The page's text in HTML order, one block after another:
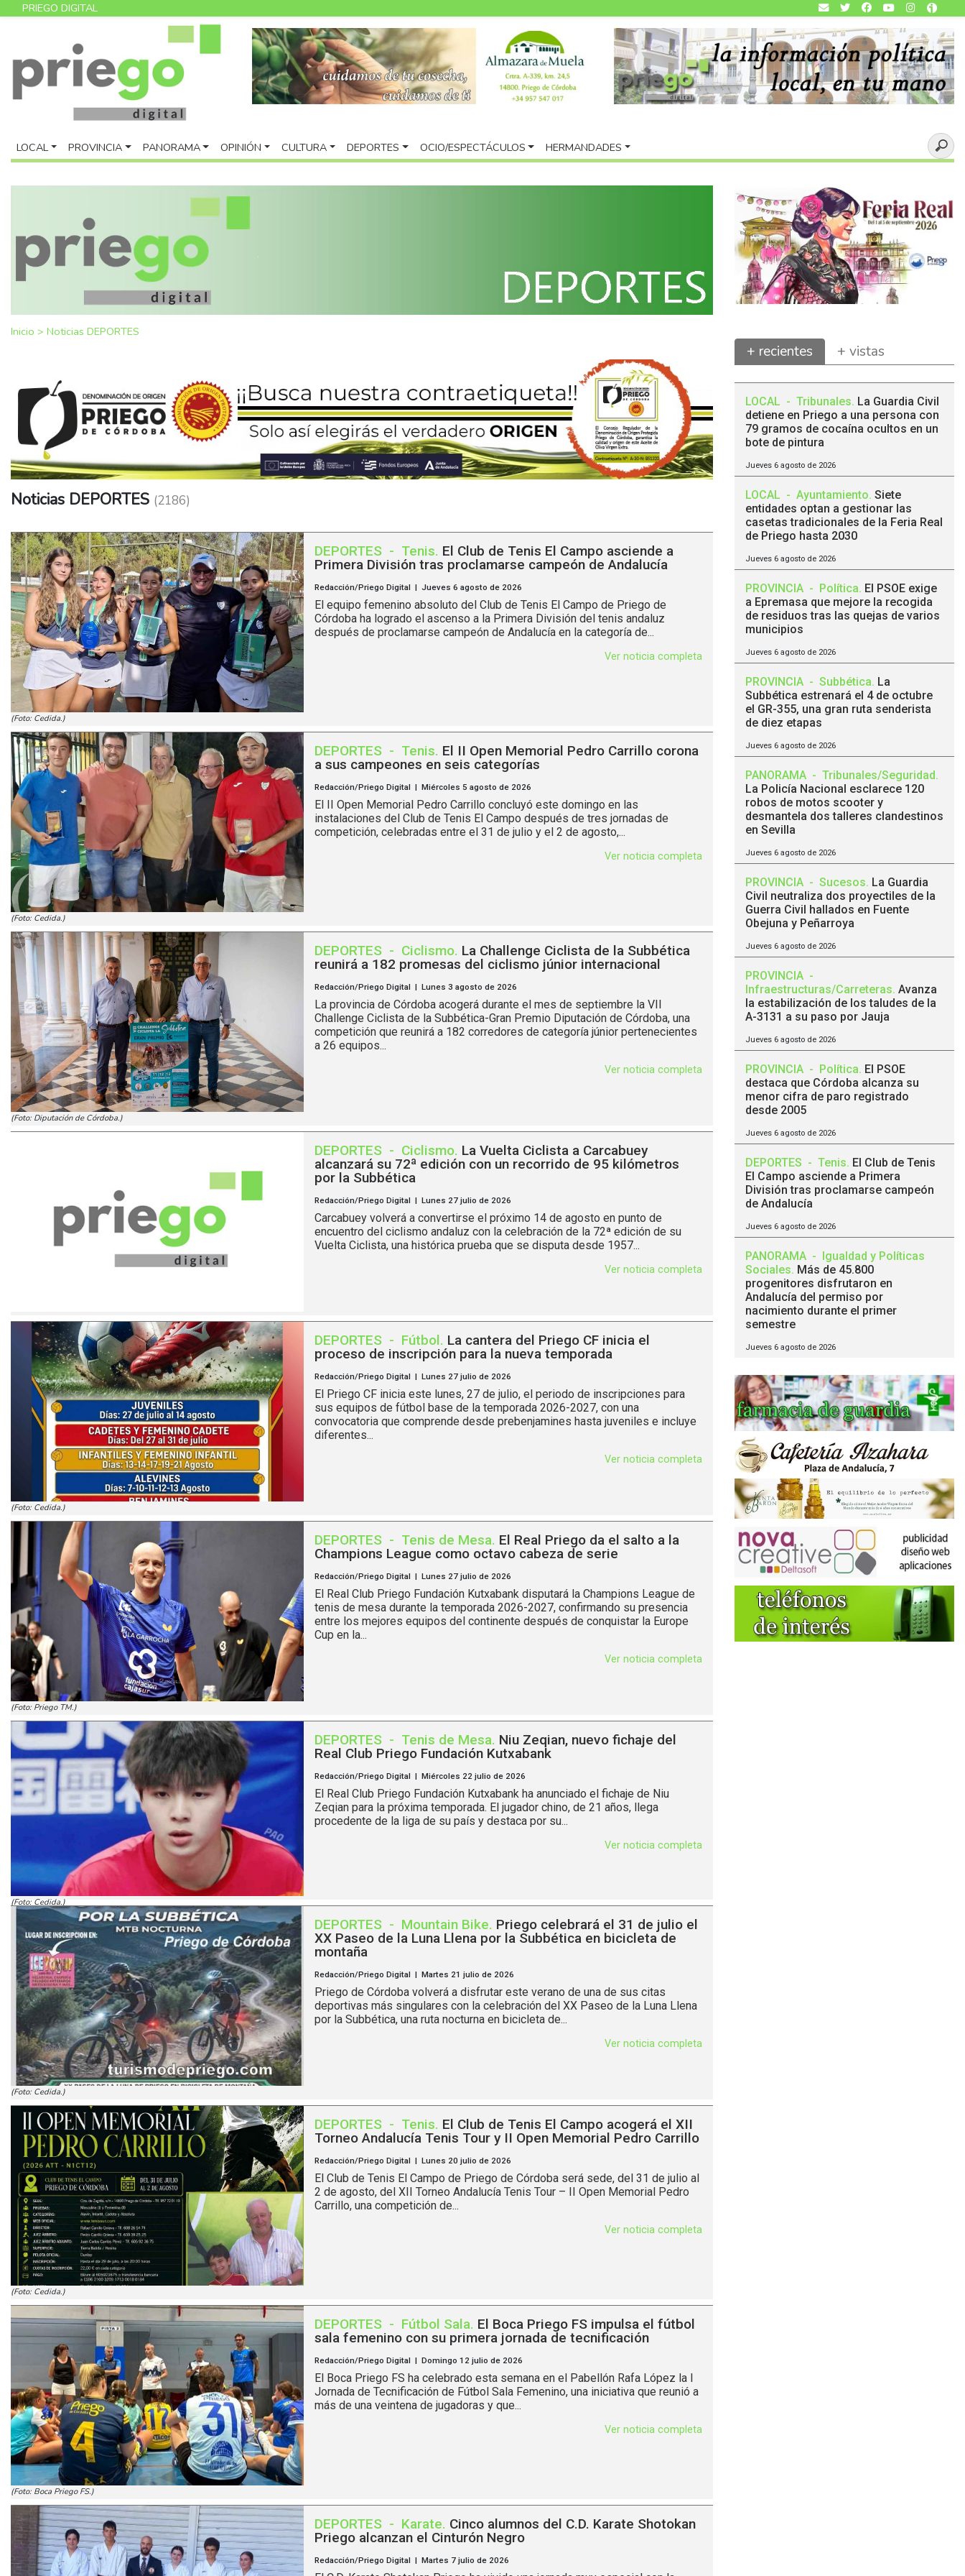
PRIEGO DIGITAL
LOCAL PROVINCIA PANORAMA OPINIÓN CULTURA DEPORTES OCIO/ESPECTÁCULOS HERMANDADES
Inicio > Noticias DEPORTES
Noticias DEPORTES (2186)
(Foto: Cedida.)
DEPORTES - Tenis. El Club de Tenis El Campo asciende a
Primera División tras proclamarse campeón de Andalucía
Redacción/Priego Digital | Jueves 6 agosto de 2026
El equipo femenino absoluto del Club de Tenis El Campo de Priego de
Córdoba ha logrado el ascenso a la Primera División del tenis andaluz
después de proclamarse campeón de Andalucía en la categoría de...
Ver noticia completa
(Foto: Cedida.)
DEPORTES - Tenis. El II Open Memorial Pedro Carrillo corona
a sus campeones en seis categorías
Redacción/Priego Digital | Miércoles 5 agosto de 2026
El II Open Memorial Pedro Carrillo concluyó este domingo en las
instalaciones del Club de Tenis El Campo después de tres jornadas de
competición, celebradas entre el 31 de julio y el 2 de agosto,...
Ver noticia completa
(Foto: Diputación de Córdoba.)
DEPORTES - Ciclismo. La Challenge Ciclista de la Subbética
reunirá a 182 promesas del ciclismo júnior internacional
Redacción/Priego Digital | Lunes 3 agosto de 2026
La provincia de Córdoba acogerá durante el mes de septiembre la VII
Challenge Ciclista de la Subbética-Gran Premio Diputación de Córdoba, una
competición que reunirá a 182 corredores de categoría júnior pertenecientes
a 26 equipos...
Ver noticia completa
DEPORTES - Ciclismo. La Vuelta Ciclista a Carcabuey
alcanzará su 72ª edición con un recorrido de 95 kilómetros
por la Subbética
Redacción/Priego Digital | Lunes 27 julio de 2026
Carcabuey volverá a convertirse el próximo 14 de agosto en punto de
encuentro del ciclismo andaluz con la celebración de la 72ª edición de su
Vuelta Ciclista, una histórica prueba que se disputa desde 1957...
Ver noticia completa
(Foto: Cedida.)
DEPORTES - Fútbol. La cantera del Priego CF inicia el
proceso de inscripción para la nueva temporada
Redacción/Priego Digital | Lunes 27 julio de 2026
El Priego CF inicia este lunes, 27 de julio, el periodo de inscripciones para
sus equipos de fútbol base de la temporada 2026-2027, con una
convocatoria que comprende desde prebenjamines hasta juveniles e incluye
diferentes...
Ver noticia completa
(Foto: Priego TM.)
DEPORTES - Tenis de Mesa. El Real Priego da el salto a la
Champions League como octavo cabeza de serie
Redacción/Priego Digital | Lunes 27 julio de 2026
El Real Club Priego Fundación Kutxabank disputará la Champions League de
tenis de mesa durante la temporada 2026-2027, confirmando su presencia
entre los mejores equipos del continente después de conquistar la Europe
Cup en la...
Ver noticia completa
(Foto: Cedida.)
DEPORTES - Tenis de Mesa. Niu Zeqian, nuevo fichaje del
Real Club Priego Fundación Kutxabank
Redacción/Priego Digital | Miércoles 22 julio de 2026
El Real Club Priego Fundación Kutxabank ha anunciado el fichaje de Niu
Zeqian para la próxima temporada. El jugador chino, de 21 años, llega
procedente de la liga de su país y destaca por su...
Ver noticia completa
(Foto: Cedida.)
DEPORTES - Mountain Bike. Priego celebrará el 31 de julio el
XX Paseo de la Luna Llena por la Subbética en bicicleta de
montaña
Redacción/Priego Digital | Martes 21 julio de 2026
Priego de Córdoba volverá a disfrutar este verano de una de sus citas
deportivas más singulares con la celebración del XX Paseo de la Luna Llena
por la Subbética, una ruta nocturna en bicicleta de...
Ver noticia completa
(Foto: Cedida.)
DEPORTES - Tenis. El Club de Tenis El Campo acogerá el XII
Torneo Andalucía Tenis Tour y II Open Memorial Pedro Carrillo
Redacción/Priego Digital | Lunes 20 julio de 2026
El Club de Tenis El Campo de Priego de Córdoba será sede, del 31 de julio al
2 de agosto, del XII Torneo Andalucía Tenis Tour – II Open Memorial Pedro
Carrillo, una competición de...
Ver noticia completa
(Foto: Boca Priego FS.)
DEPORTES - Fútbol Sala. El Boca Priego FS impulsa el fútbol
sala femenino con su primera jornada de tecnificación
Redacción/Priego Digital | Domingo 12 julio de 2026
El Boca Priego FS ha celebrado esta semana en el Pabellón Rafa López la I
Jornada de Tecnificación de Fútbol Sala Femenino, una iniciativa que reunió a
más de una veintena de jugadoras y que...
Ver noticia completa
DEPORTES - Karate. Cinco alumnos del C.D. Karate Shotokan
Priego alcanzan el Cinturón Negro
Redacción/Priego Digital | Martes 7 julio de 2026
+ recientes + vistas
LOCAL - Tribunales. La Guardia Civil
detiene en Priego a una persona con
79 gramos de cocaína ocultos en un
bote de pintura
Jueves 6 agosto de 2026
LOCAL - Ayuntamiento. Siete
entidades optan a gestionar las
casetas tradicionales de la Feria Real
de Priego hasta 2030
Jueves 6 agosto de 2026
PROVINCIA - Política. El PSOE exige
a Epremasa que mejore la recogida
de residuos tras las quejas de varios
municipios
Jueves 6 agosto de 2026
PROVINCIA - Subbética. La
Subbética estrenará el 4 de octubre
el GR-355, una gran ruta senderista
de diez etapas
Jueves 6 agosto de 2026
PANORAMA - Tribunales/Seguridad.
La Policía Nacional esclarece 120
robos de motos scooter y
desmantela dos talleres clandestinos
en Sevilla
Jueves 6 agosto de 2026
PROVINCIA - Sucesos. La Guardia
Civil neutraliza dos proyectiles de la
Guerra Civil hallados en Fuente
Obejuna y Peñarroya
Jueves 6 agosto de 2026
PROVINCIA -
Infraestructuras/Carreteras. Avanza
la estabilización de los taludes de la
A-3131 a su paso por Jauja
Jueves 6 agosto de 2026
PROVINCIA - Política. El PSOE
destaca que Córdoba alcanza su
menor cifra de paro registrado
desde 2005
Jueves 6 agosto de 2026
DEPORTES - Tenis. El Club de Tenis
El Campo asciende a Primera
División tras proclamarse campeón
de Andalucía
Jueves 6 agosto de 2026
PANORAMA -
Igualdad y Políticas
Sociales. Más de 45.800
progenitores disfrutaron en
Andalucía del permiso por
nacimiento durante el primer
semestre
Jueves 6 agosto de 2026